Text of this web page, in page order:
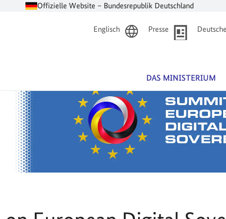
Offizielle Website – Bundesrepublik Deutschland
Englisch Presse
DAS MINISTERIUM